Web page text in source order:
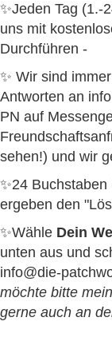
✨Jeden Tag (1.-
uns mit
Durchführen -
✨ Wir sind
Antworten an
PN auf
sehen!) und wir
✨24 Buchstaben
ergeben den
✨Wähle Dein
unten aus und
info@die-
möchte bitte
gerne auch an